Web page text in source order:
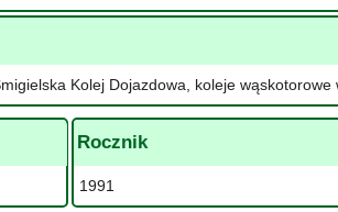
Kolej Dojazdowa, koleje wąskotorowe
Rocznik
1991